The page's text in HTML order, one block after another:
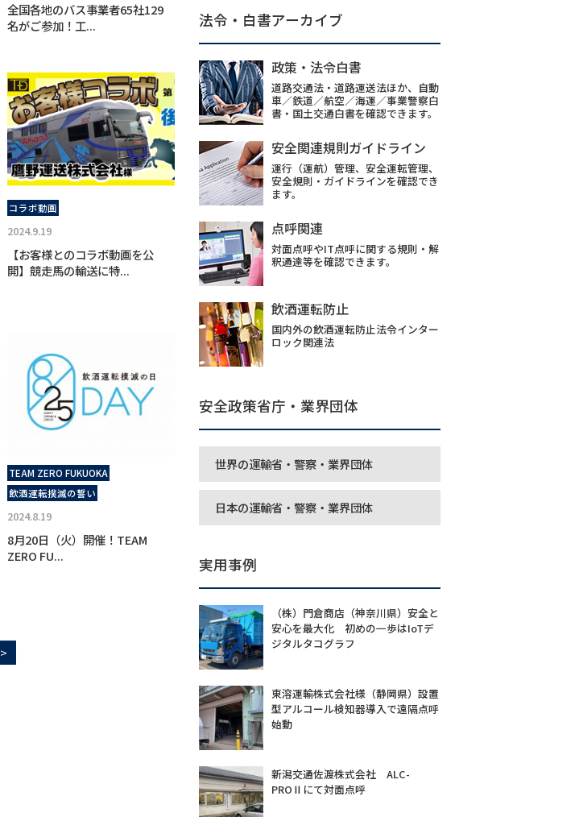
全国各地のバス事業者65社129
名がご参加！工...
コラボ動画
2024.9.19
【お客様とのコラボ動画を公
開】競走馬の輸送に特...
TEAM ZERO FUKUOKA
飲酒運転撲滅の誓い
2024.8.19
8月20日（火）開催！TEAM
ZERO FU...
>
法令・白書アーカイブ
政策・法令白書
道路交通法・道路運送法ほか、自動
車／鉄道／航空／海運／事業警察白
書・国土交通白書を確認できます。
安全関連規則ガイドライン
運行（運航）管理、安全運転管理、
安全規則・ガイドラインを確認でき
ます。
点呼関連
対面点呼やIT点呼に関する規則・解
釈通達等を確認できます。
飲酒運転防止
国内外の飲酒運転防止法令インター
ロック関連法
安全政策省庁・業界団体
世界の運輸省・警察・業界団体
日本の運輸省・警察・業界団体
実用事例
（株）門倉商店（神奈川県）安全と
安心を最大化 初めの一歩はIoTデ
ジタルタコグラフ
東溶運輸株式会社様（静岡県）設置
型アルコール検知器導入で遠隔点呼
始動
新潟交通佐渡株式会社 ALC-
PROⅡにて対面点呼